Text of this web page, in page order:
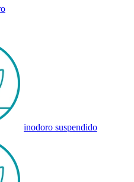
inodoro suspendido